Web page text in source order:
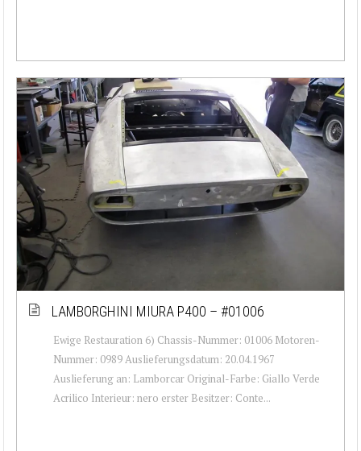
LAMBORGHINI MIURA P400 – #01006
Ewige Restauration 6) Chassis-Nummer: 01006 Motoren-
Nummer: 0989 Auslieferungsdatum: 20.04.1967
Auslieferung an: Lamborcar Original-Farbe: Giallo Verde
Acrilico Interieur: nero erster Besitzer: Conte...